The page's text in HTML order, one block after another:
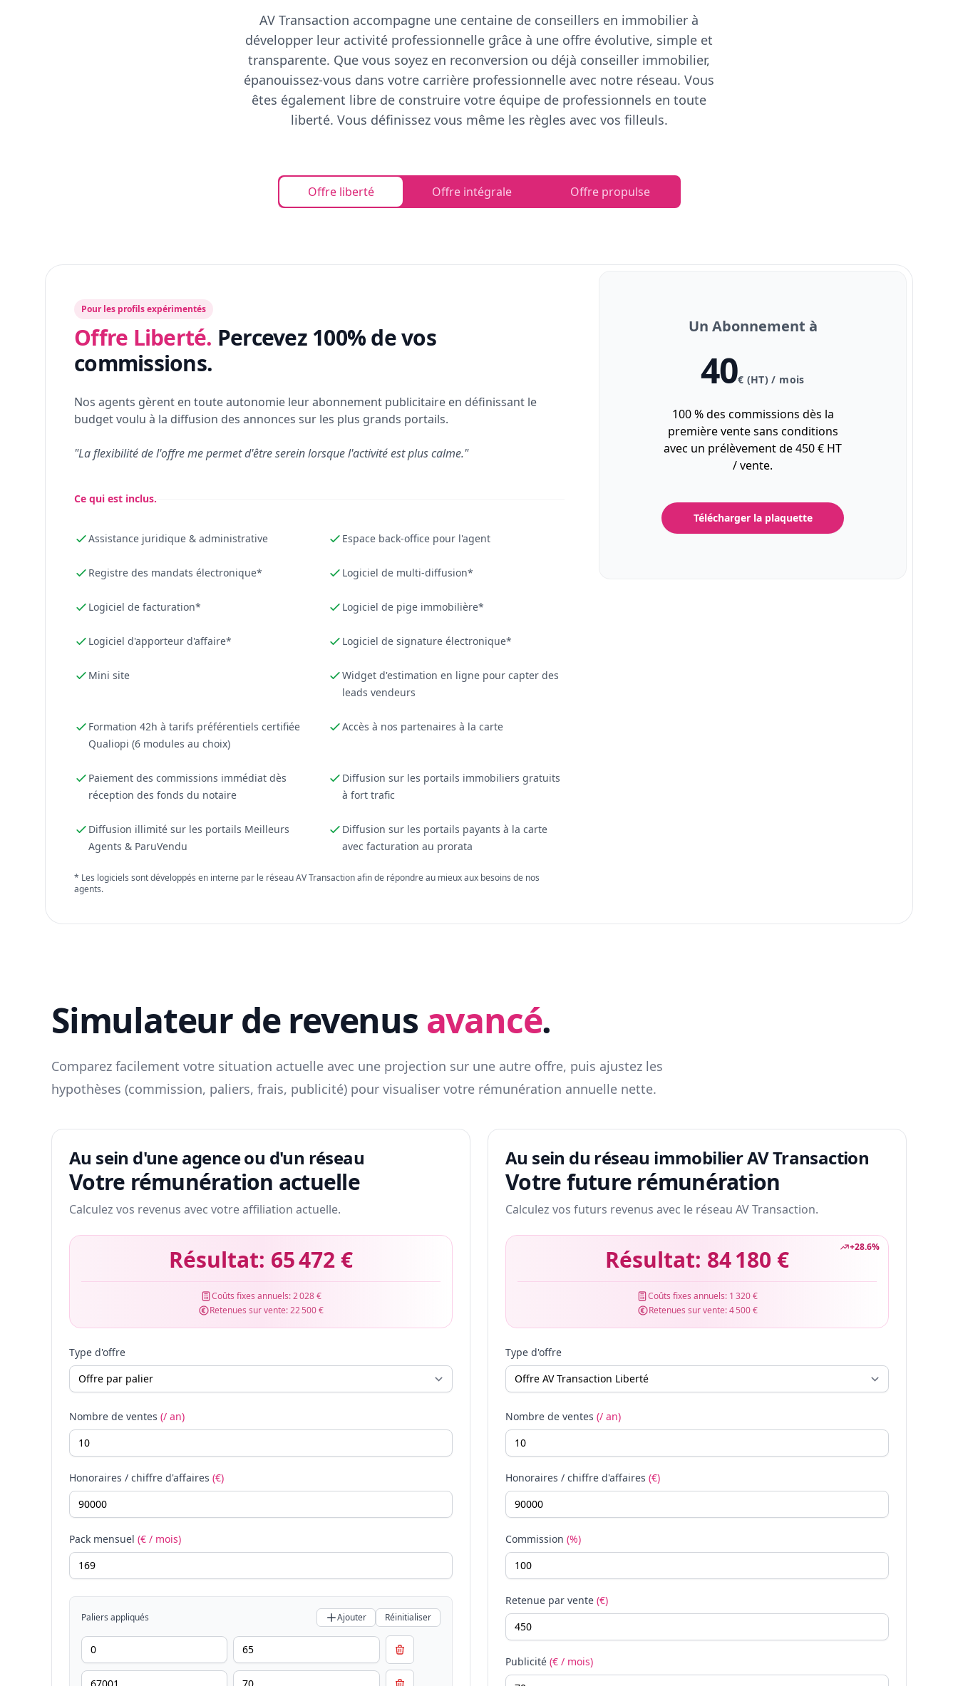
AV Transaction accompagne une centaine de conseillers en immobilier à
développer leur activité professionnelle grâce à une offre évolutive, simple et
transparente. Que vous soyez en reconversion ou déjà conseiller immobilier,
épanouissez-vous dans votre carrière professionnelle avec notre réseau. Vous
êtes également libre de construire votre équipe de professionnels en toute
liberté. Vous définissez vous même les règles avec vos filleuls.
Offre liberté Offre intégrale Offre propulse
Pour les profils expérimentés
Offre Liberté. Percevez 100% de vos
commissions.
Nos agents gèrent en toute autonomie leur abonnement publicitaire en définissant le
budget voulu à la diffusion des annonces sur les plus grands portails.
"La flexibilité de l'offre me permet d'être serein lorsque l'activité est plus calme."
Ce qui est inclus.
Assistance juridique & administrative Espace back-office pour l'agent
Registre des mandats électronique* Logiciel de multi-diffusion*
Logiciel de facturation* Logiciel de pige immobilière*
Logiciel d'apporteur d'affaire* Logiciel de signature électronique*
Mini site
Widget d'estimation en ligne pour capter des
leads vendeurs
Formation 42h à tarifs préférentiels certifiée
Qualiopi (6 modules au choix)
Accès à nos partenaires à la carte
Paiement des commissions immédiat dès
réception des fonds du notaire
Diffusion sur les portails immobiliers gratuits
à fort trafic
Diffusion illimité sur les portails Meilleurs
Agents & ParuVendu
Diffusion sur les portails payants à la carte
avec facturation au prorata
* Les logiciels sont développés en interne par le réseau AV Transaction afin de répondre au mieux aux besoins de nos
agents.
Un Abonnement à
40€ (HT) / mois
100 % des commissions dès la
première vente sans conditions
avec un prélèvement de 450 € HT
/ vente.
Télécharger la plaquette
Simulateur de revenus avancé.
Comparez facilement votre situation actuelle avec une projection sur une autre offre, puis ajustez les
hypothèses (commission, paliers, frais, publicité) pour visualiser votre rémunération annuelle nette.
Au sein d'une agence ou d'un réseau
Votre rémunération actuelle
Calculez vos revenus avec votre affiliation actuelle.
Résultat: 65 472 €
Coûts fixes annuels:2 028 €
Retenues sur vente:22 500 €
Type d'offre
Nombre de ventes (/ an)
Honoraires / chiffre d'affaires (€)
Pack mensuel (€ / mois)
Paliers appliqués Ajouter Réinitialiser
Au sein du réseau immobilier AV Transaction
Votre future rémunération
Calculez vos futurs revenus avec le réseau AV Transaction.
+28.6%
Résultat: 84 180 €
Coûts fixes annuels: 1 320 €
Retenues sur vente:4 500 €
Type d'offre
Nombre de ventes (/ an)
Honoraires / chiffre d'affaires (€)
Commission (%)
Retenue par vente (€)
Publicité (€ / mois)